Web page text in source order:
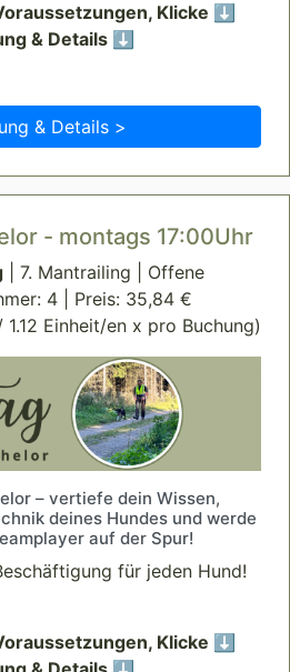
Klicke ⬇️
& Details ⬇️
& Details >
- montags 17:00Uhr
| 7. Mantrailing | Offene
4 | Preis: 35,84 €
Einheit/en x pro Buchung)
– vertiefe dein Wissen,
deines Hundes und werde
auf der Spur!
für jeden Hund!
Klicke ⬇️